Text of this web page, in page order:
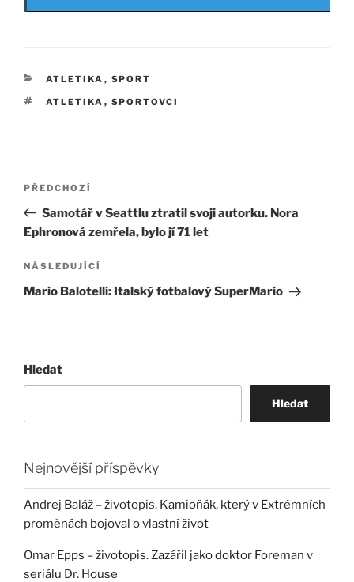
RUBRIKY
ATLETIKA , SPORT
ŠTÍTKY
ATLETIKA , SPORTOVCI
Navigace
příspěvek
Předchozí
příspěvek
PŘEDCHOZÍ
Samotář v Seattlu ztratil svoji autorku. Nora
Ephronová zemřela, bylo jí 71 let
Následující
příspěvek
NÁSLEDUJÍCÍ
Mario Balotelli: Italský fotbalový SuperMario
Hledat
Hledat
Nejnovější příspěvky
Andrej Baláž – životopis. Kamioňák, který v Extrémních
proměnách bojoval o vlastní život
Omar Epps – životopis. Zazářil jako doktor Foreman v
seriálu Dr. House